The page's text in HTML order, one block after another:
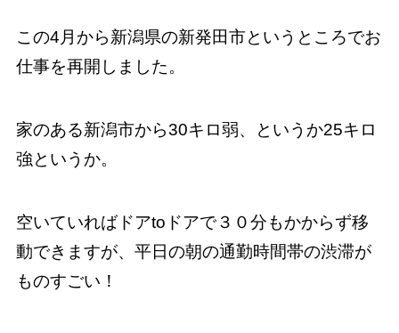
この4月から新潟県の新発田市というところでお
仕事を再開しました。
家のある新潟市から30キロ弱、というか25キロ
強というか。
空いていればドアtoドアで３０分もかからず移
動できますが、平日の朝の通勤時間帯の渋滞が
ものすごい！